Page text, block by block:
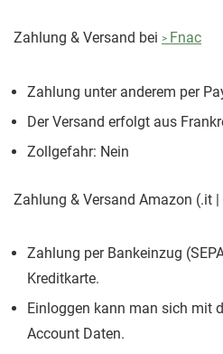
Zahlung & Versand bei Fnac
Zahlung unter anderem per
Der Versand erfolgt aus
Zollgefahr: Nein
Zahlung & Versand Amazon (.it |
Zahlung per Bankeinzug
Kreditkarte.
Einloggen kann man sich mit
Account Daten.